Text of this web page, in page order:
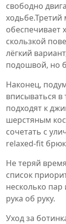
свободно
обеспечивает
скользкой
лёгкий
подошвой, но
Наконец,
вписываться в
подходят к
шерстяным
сочетать с
relaxed‑fit
Не теряй
список
несколько пар
рука об руку.
Уход за